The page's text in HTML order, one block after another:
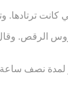
ترتادها.
الرقص.
لمدة نصف